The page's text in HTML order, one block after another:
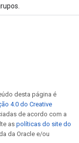
desta página é
4.0 do Creative
de acordo com a
aspolíticas do site do
da Oracle e/ou